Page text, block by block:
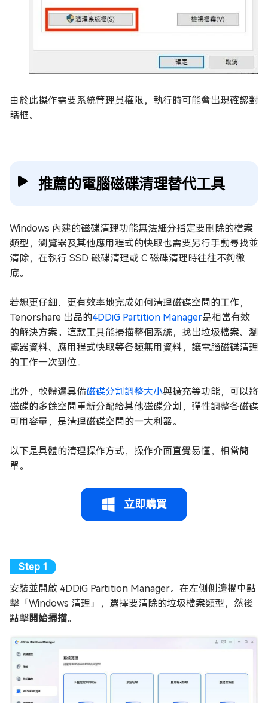
由於此操作需要系統管理員權限，執行時可能會出現確認對
話框。
推薦的電腦磁碟清理替代工具
Windows 內建的磁碟清理功能無法細分指定要刪除的檔案
類型，瀏覽器及其他應用程式的快取也需要另行手動尋找並
清除，在執行 SSD 磁碟清理或 C 磁碟清理時往往不夠徹
底。
若想更仔細、更有效率地完成如何清理磁碟空間的工作，
Tenorshare 出品的4DDiG Partition Manager是相當有效
的解決方案。這款工具能掃描整個系統，找出垃圾檔案、瀏
覽器資料、應用程式快取等各類無用資料，讓電腦磁碟清理
的工作一次到位。
此外，軟體還具備磁碟分割調整大小與擴充等功能，可以將
磁碟的多餘空間重新分配給其他磁碟分割，彈性調整各磁碟
可用容量，是清理磁碟空間的一大利器。
以下是具體的清理操作方式，操作介面直覺易懂，相當簡
單。
立即購買
安裝並開啟 4DDiG Partition Manager。在左側側邊欄中點
擊「Windows 清理」，選擇要清除的垃圾檔案類型，然後
點擊開始掃描。